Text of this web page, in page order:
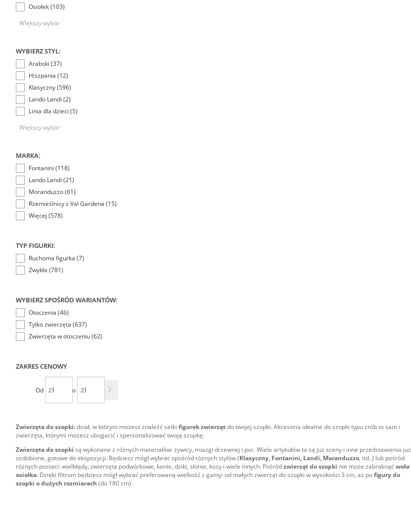
Osiołek (103)
Większy wybór
WYBIERZ STYL:
Arabski (37)
Hiszpania (12)
Klasyczny (596)
Lando Landi (2)
Linia dla dzieci (5)
Większy wybór
MARKA:
Fontanini (118)
Lando Landi (21)
Moranduzzo (61)
Rzemieślnicy z Val Gardena (15)
Więcej (578)
TYP FIGURKI:
Ruchoma figurka (7)
Zwykła (781)
WYBIERZ SPOŚRÓD WARIANTÓW:
Otoczenia (46)
Tylko zwierzęta (637)
Zwierzęta w otoczeniu (62)
ZAKRES CENOWY
Od Do
Zwierzęta do szopki:dział, w którym możesz znaleźć setki figurek zwierzątdo twojej szopki. Akcesoria idealne do szopki typu zrób to sam i
zwierzęta, którymi możesz ubogacić i spersonalizować twoją szopkę.
Zwierzęta do szopki są wykonane z różnych materiałów: żywicy, miazgi drzewnej i pvc. Wiele artykułów to są już sceny i inne przedstawienia już
ozdobione, gotowe do ekspozycji. Będziesz mógł wybrac spośród różnych stylów (Klasyczny, Fontanini, Landi, Moranduzzo, itd..) lub pośród
róznych postaci: wielbłądy, zwierzęta podwórkowe, konie, dziki, słonie, kozy i wiele innych. Pośródzwierząt do szopki nie może zabraknąćwoła
osiołka. Dzięki filtrom będziesz mógł wybrać preferowaną wielkość z gamy: od małych zwierząt do szopki w wysokości 3 cm, aż pofigury do
szopki o dużych rozmiarach (do 180 cm).